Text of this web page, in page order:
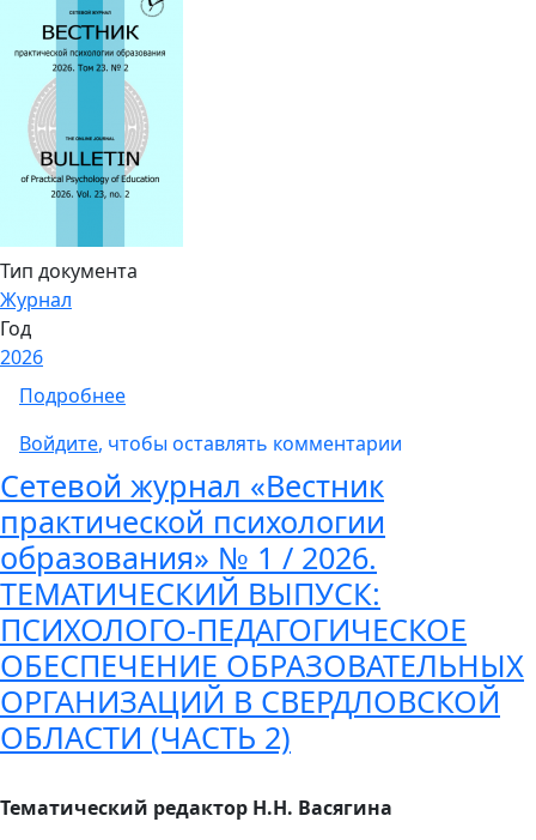
Тип документа
Журнал
Год
2026
Подробнеео Сетевой журнал «Вестник
Войдите, чтобы оставлять комментарии
Сетевой журнал «Вестник
практической психологии
образования» № 1 / 2026.
ТЕМАТИЧЕСКИЙ ВЫПУСК:
ПСИХОЛОГО-ПЕДАГОГИЧЕСКОЕ
ОБЕСПЕЧЕНИЕ ОБРАЗОВАТЕЛЬНЫХ
ОРГАНИЗАЦИЙ В СВЕРДЛОВСКОЙ
ОБЛАСТИ (ЧАСТЬ 2)
Тематический редактор Н.Н. Васягина